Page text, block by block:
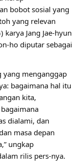
bobot sosial yang
yang relevan
Jang Jae-hyun
ho diputar sebagai
yang menganggap
bagaimana hal itu
kita,
dialami, dan
masa depan
ungkap
rilis pers-nya.